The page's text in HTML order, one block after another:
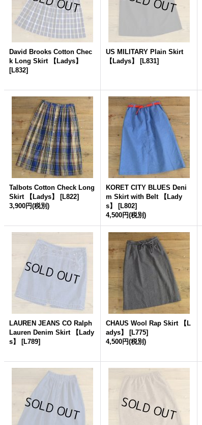
David Brooks Cotton Chec
k Long Skirt 【Ladys】
[L832]
US MILITARY Plain Skirt
【Ladys】
[L831]
Talbots Cotton Check Long
Skirt 【Ladys】
[L822]
3,900円(税別)
KORET CITY BLUES Deni
m Skirt with Belt 【Lady
s】
[L802]
4,500円(税別)
LAUREN JEANS CO Ralph
Lauren Denim Skirt 【Lady
s】
[L789]
CHAUS Wool Rap Skirt 【L
adys】
[L775]
4,500円(税別)